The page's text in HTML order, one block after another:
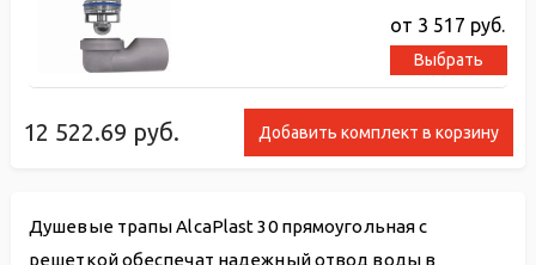
12 522.69 руб. Добавить комплект в корзину
от 3 517 руб.
Выбрать
Душевые трапы AlcaPlast 30 прямоугольная с
решеткой обеспечат надежный отвод воды в